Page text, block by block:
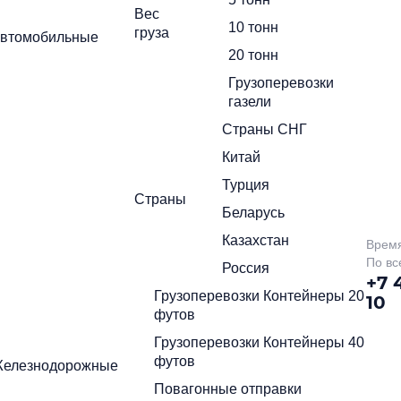
Вес
груза
10 тонн
20 тонн
Грузоперевозки
газели
Страны
Страны СНГ
Китай
Турция
Беларусь
Казахстан
Россия
Грузоперевозки Контейнеры 20
футов
Грузоперевозки Контейнеры 40
футов
Повагонные отправки
По
+7
10
Нажимая на кнопку отправить Вы соглашаетесь с